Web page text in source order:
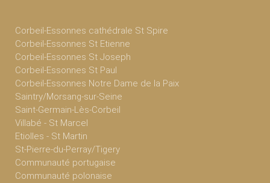
Corbeil-Essonnes cathédrale St Spire
Corbeil-Essonnes St Etienne
Corbeil-Essonnes St Joseph
Corbeil-Essonnes St Paul
Corbeil-Essonnes Notre Dame de la Paix
Saintry/Morsang-sur-Seine
Saint-Germain-Lès-Corbeil
Villabé - St Marcel
Etiolles - St Martin
St-Pierre-du-Perray/Tigery
Communauté portugaise
Communauté polonaise